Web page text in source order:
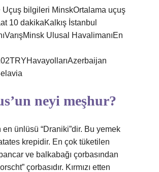
Uçuş bilgileri MinskOrtalama uçuş
10 dakikaKalkış İstanbul
Ulusal HavalimanıEn
neyi meşhur?
en ünlüsü “Draniki”dir. Bu yemek
krepidir. En çok tüketilen
ve balkabağı çorbasından
çorbasıdır. Kırmızı etten